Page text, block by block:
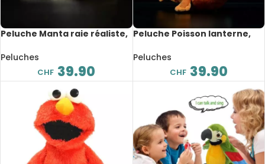
Peluche Manta raie réaliste,
Peluches
CHF 39.90
Peluche Poisson lanterne,
Peluches
CHF 39.90